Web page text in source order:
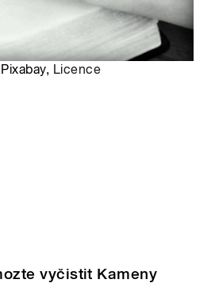
Licence
vyčistit Kameny